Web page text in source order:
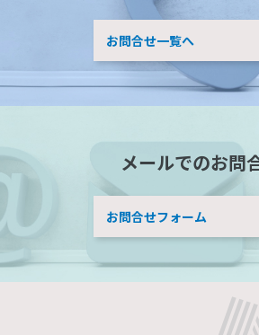
お問合せ一覧へ
メールでのお問
お問合せフォーム